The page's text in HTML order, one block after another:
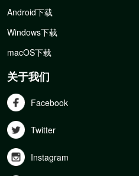
Android下载
Windows下载
macOS下载
关于我们
Facebook
Twitter
Instagram